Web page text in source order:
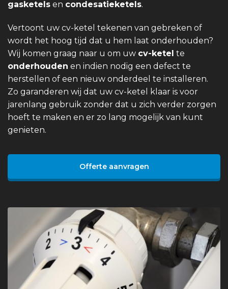
gasketels en condesatieketels.
Vertoont uw cv-ketel tekenen van gebreken of
wordt het hoog tijd dat u hem laat onderhouden?
Wij komen graag naar u om uw cv-ketel te
onderhouden en indien nodig een defect te
herstellen of een nieuw onderdeel te installeren.
Zo garanderen wij dat uw cv-ketel klaar is voor
jarenlang gebruik zonder dat u zich verder zorgen
hoeft te maken en er zo lang mogelijk van kunt
genieten.
Offerte aanvragen